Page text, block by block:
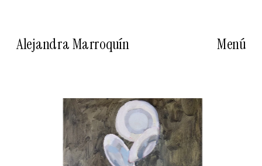
Menú
Alejandra Marroquín